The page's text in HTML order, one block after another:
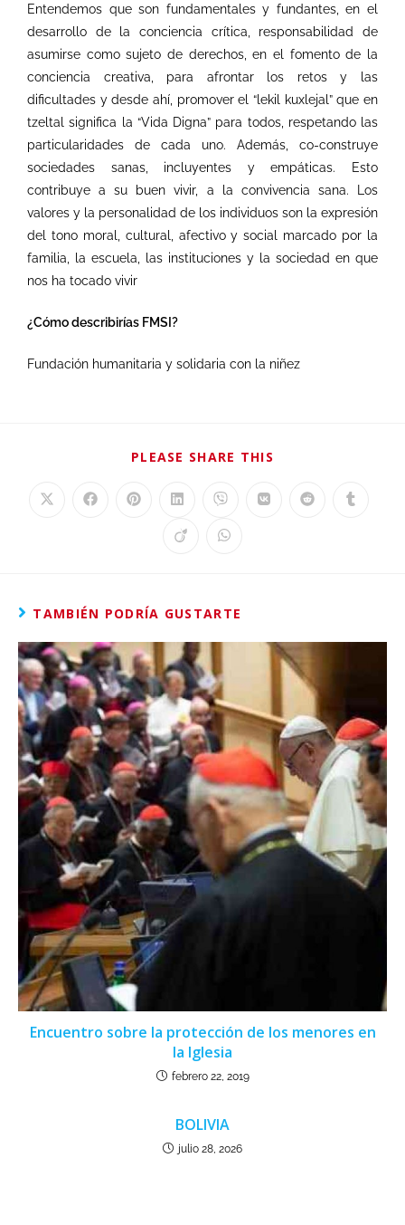
Entendemos que son fundamentales y fundantes, en el
desarrollo de la conciencia crítica, responsabilidad de
asumirse como sujeto de derechos, en el fomento de la
conciencia creativa, para afrontar los retos y las
dificultades y desde ahí, promover el “lekil kuxlejal” que en
tzeltal significa la “Vida Digna” para todos, respetando las
particularidades de cada uno. Además, co-construye
sociedades sanas, incluyentes y empáticas. Esto
contribuye a su buen vivir, a la convivencia sana. Los
valores y la personalidad de los individuos son la expresión
del tono moral, cultural, afectivo y social marcado por la
familia, la escuela, las instituciones y la sociedad en que
nos ha tocado vivir
¿Cómo describirías FMSI?
Fundación humanitaria y solidaria con la niñez
PLEASE SHARE THIS
TAMBIÉN PODRÍA GUSTARTE
Encuentro sobre la protección de los menores en
la Iglesia
febrero 22, 2019
BOLIVIA
julio 28, 2026